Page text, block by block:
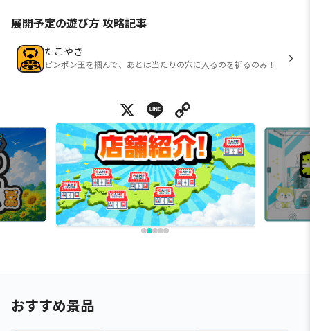
展開予定の遊び方 攻略記事
たこやき
ピンポン玉を掴んで、あとは当たりの穴に入るのを祈るのみ！
X Line
おすすめ景品